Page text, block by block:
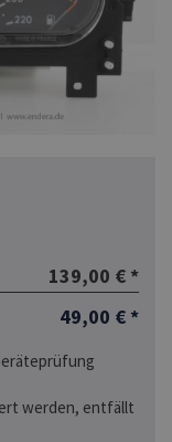
139,00 € *
49,00 € *
werden, entfällt